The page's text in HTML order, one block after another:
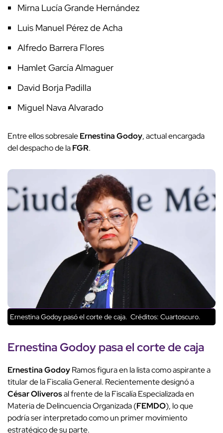
Mirna Lucía Grande Hernández
Luis Manuel Pérez de Acha
Alfredo Barrera Flores
Hamlet García Almaguer
David Borja Padilla
Miguel Nava Alvarado
Entre ellos sobresaleErnestina Godoy, actual encargada
del despacho de laFGR.
Ernestina Godoy pasó el corte de caja. Créditos: Cuartoscuro.
Ernestina Godoypasa el corte de caja
Ernestina GodoyRamos figura en la lista como aspirante a
titular de la Fiscalía General. Recientemente designó a
César Oliverosal frente de la Fiscalía Especializada en
Materia de Delincuencia Organizada (FEMDO), lo que
podría ser interpretado como un primer movimiento
estratégico de su parte.